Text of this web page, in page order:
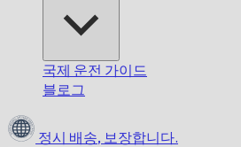
국제 운전 가이드
블로그
정시 배송, 보장합니다.